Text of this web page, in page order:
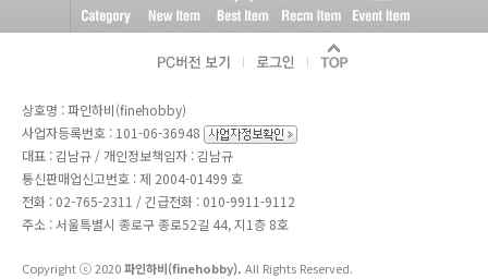
상호명 : 파인하비(finehobby)
사업자등록번호 : 101-06-36948
대표 : 김남규 / 개인정보책임자 : 김남규
통신판매업신고번호 : 제 2004-01499 호
전화 : 02-765-2311 / 긴급전화 : 010-9911-9112
주소 : 서울특별시 종로구 종로52길 44, 지1층 8호
Copyright ⓒ 2020파인하비(finehobby). All Rights Reserved.